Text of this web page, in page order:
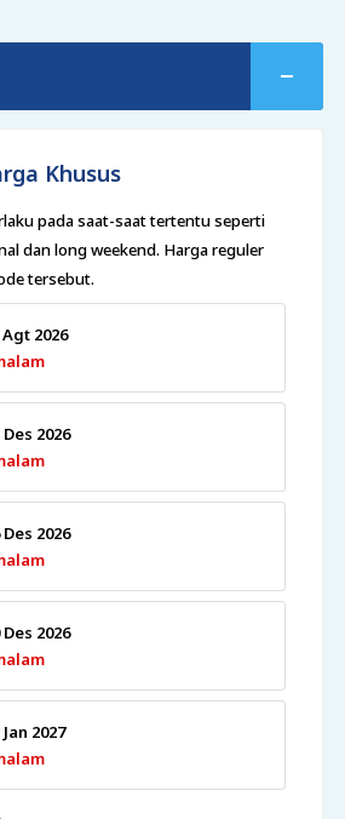
Khusus
pada saat-saat tertentu seperti
dan long weekend. Harga reguler
tersebut.
2026
Des 2026
Des 2026
Des 2026
2027